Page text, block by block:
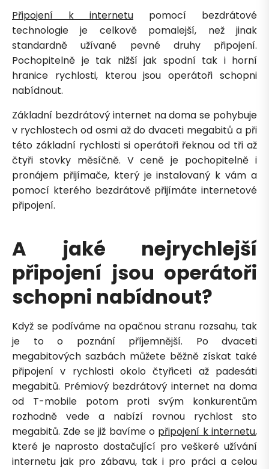
Připojení k internetu pomocí bezdrátové
technologie je celkově pomalejší, než jinak
standardně užívané pevné druhy připojení.
Pochopitelně je tak nižší jak spodní tak i horní
hranice rychlosti, kterou jsou operátoři schopni
nabídnout.
Základní bezdrátový internet na doma se pohybuje
v rychlostech od osmi až do dvaceti megabitů a při
této základní rychlosti si operátoři řeknou od tři až
čtyři stovky měsíčně. V ceně je pochopitelně i
pronájem přijímače, který je instalovaný k vám a
pomocí kterého bezdrátově přijímáte internetové
připojení.
A jaké nejrychlejší
připojení jsou operátoři
schopni nabídnout?
Když se podíváme na opačnou stranu rozsahu, tak
je to o poznání příjemnější. Po dvaceti
megabitových sazbách můžete běžně získat také
připojení v rychlosti okolo čtyřiceti až padesáti
megabitů. Prémiový bezdrátový internet na doma
od T-mobile potom proti svým konkurentům
rozhodně vede a nabízí rovnou rychlost sto
megabitů. Zde se již bavíme o připojení k internetu,
které je naprosto dostačující pro veškeré užívání
internetu jak pro zábavu, tak i pro práci a celou
Petra je online
Zavolá do 2 minut · Po–Pá 8–18
Zavolejte mi zpět